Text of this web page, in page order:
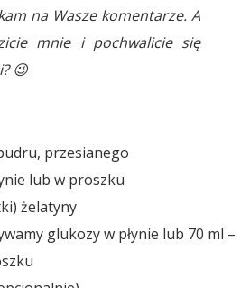
na Wasze komentarze. A
mnie i pochwalicie się
😉
przesianego
lub w proszku
żelatyny
glukozy w płynie lub 70 ml –